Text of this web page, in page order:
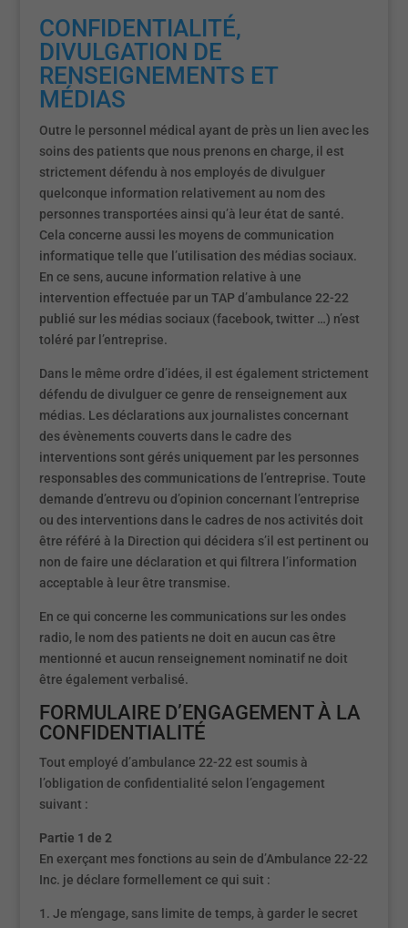
CONFIDENTIALITÉ,
DIVULGATION DE
RENSEIGNEMENTS ET
MÉDIAS
Outre le personnel médical ayant de près un lien avec les
soins des patients que nous prenons en charge, il est
strictement défendu à nos employés de divulguer
quelconque information relativement au nom des
personnes transportées ainsi qu’à leur état de santé.
Cela concerne aussi les moyens de communication
informatique telle que l’utilisation des médias sociaux.
En ce sens, aucune information relative à une
intervention effectuée par un TAP d’ambulance 22-22
publié sur les médias sociaux (facebook, twitter …) n’est
toléré par l’entreprise.
Dans le même ordre d’idées, il est également strictement
défendu de divulguer ce genre de renseignement aux
médias. Les déclarations aux journalistes concernant
des évènements couverts dans le cadre des
interventions sont gérés uniquement par les personnes
responsables des communications de l’entreprise. Toute
demande d’entrevu ou d’opinion concernant l’entreprise
ou des interventions dans le cadres de nos activités doit
être référé à la Direction qui décidera s’il est pertinent ou
non de faire une déclaration et qui filtrera l’information
acceptable à leur être transmise.
En ce qui concerne les communications sur les ondes
radio, le nom des patients ne doit en aucun cas être
mentionné et aucun renseignement nominatif ne doit
être également verbalisé.
FORMULAIRE D’ENGAGEMENT À LA
CONFIDENTIALITÉ
Tout employé d’ambulance 22-22 est soumis à
l’obligation de confidentialité selon l’engagement
suivant :
Partie 1 de 2
En exerçant mes fonctions au sein de d’Ambulance 22-22
Inc. je déclare formellement ce qui suit :
1. Je m’engage, sans limite de temps, à garder le secret